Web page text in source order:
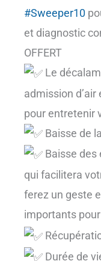
#Sweeper10
et diagnostic
OFFERT
Le
admission
pour entretenir
Baisse de
Baisse des
qui facilitera
ferez un geste
importants
Durée de